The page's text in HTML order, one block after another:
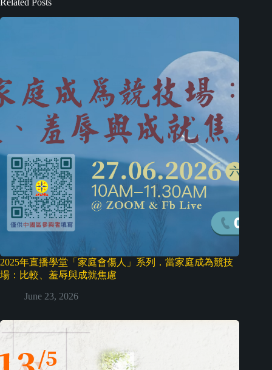
Related Posts
2025年直播學堂「家庭會傷人」系列．當家庭成為競技
場：比較、羞辱與成就焦慮
June 23, 2026